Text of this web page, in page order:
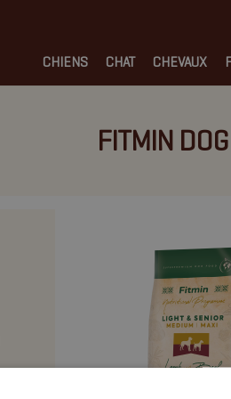
CHIENS CHAT CHEVAUX
FITMIN